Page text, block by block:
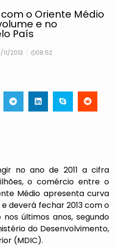
o Oriente Médio
e no
País
11/2013 08:52
no ano de 2011 a cifra
o comércio entre o
Médio apresenta curva
deverá fechar 2013 com o
últimos anos, segundo
do Desenvolvimento,
(MDIC).